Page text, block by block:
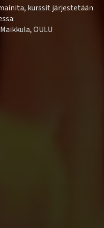
kurssit järjestetään
OULU